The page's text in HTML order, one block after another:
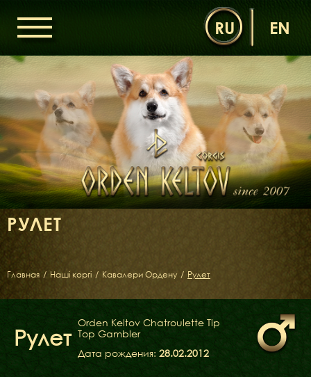
РУЛЕТ
Главная / Наші коргі / Кавалери Ордену / Рулет
Рулет
Orden Keltov Chatroulette Tip
Top Gambler
Дата рождения: 28.02.2012
RU EN
ОРДЕН КЕЛЬТІВ
НОВИНИ
ДИТЯЧА КІМНАТА
КОНТАКТИ
НАШІ КОРГІ
ДАМИ ОРДЕНУ
КАВАЛЕРИ ОРДЕНУ
ДИТЯЧА КІМНАТА
БІБЛІОТЕКА
МІФИ
БЛОГ
ГАЛЕРЕЇ